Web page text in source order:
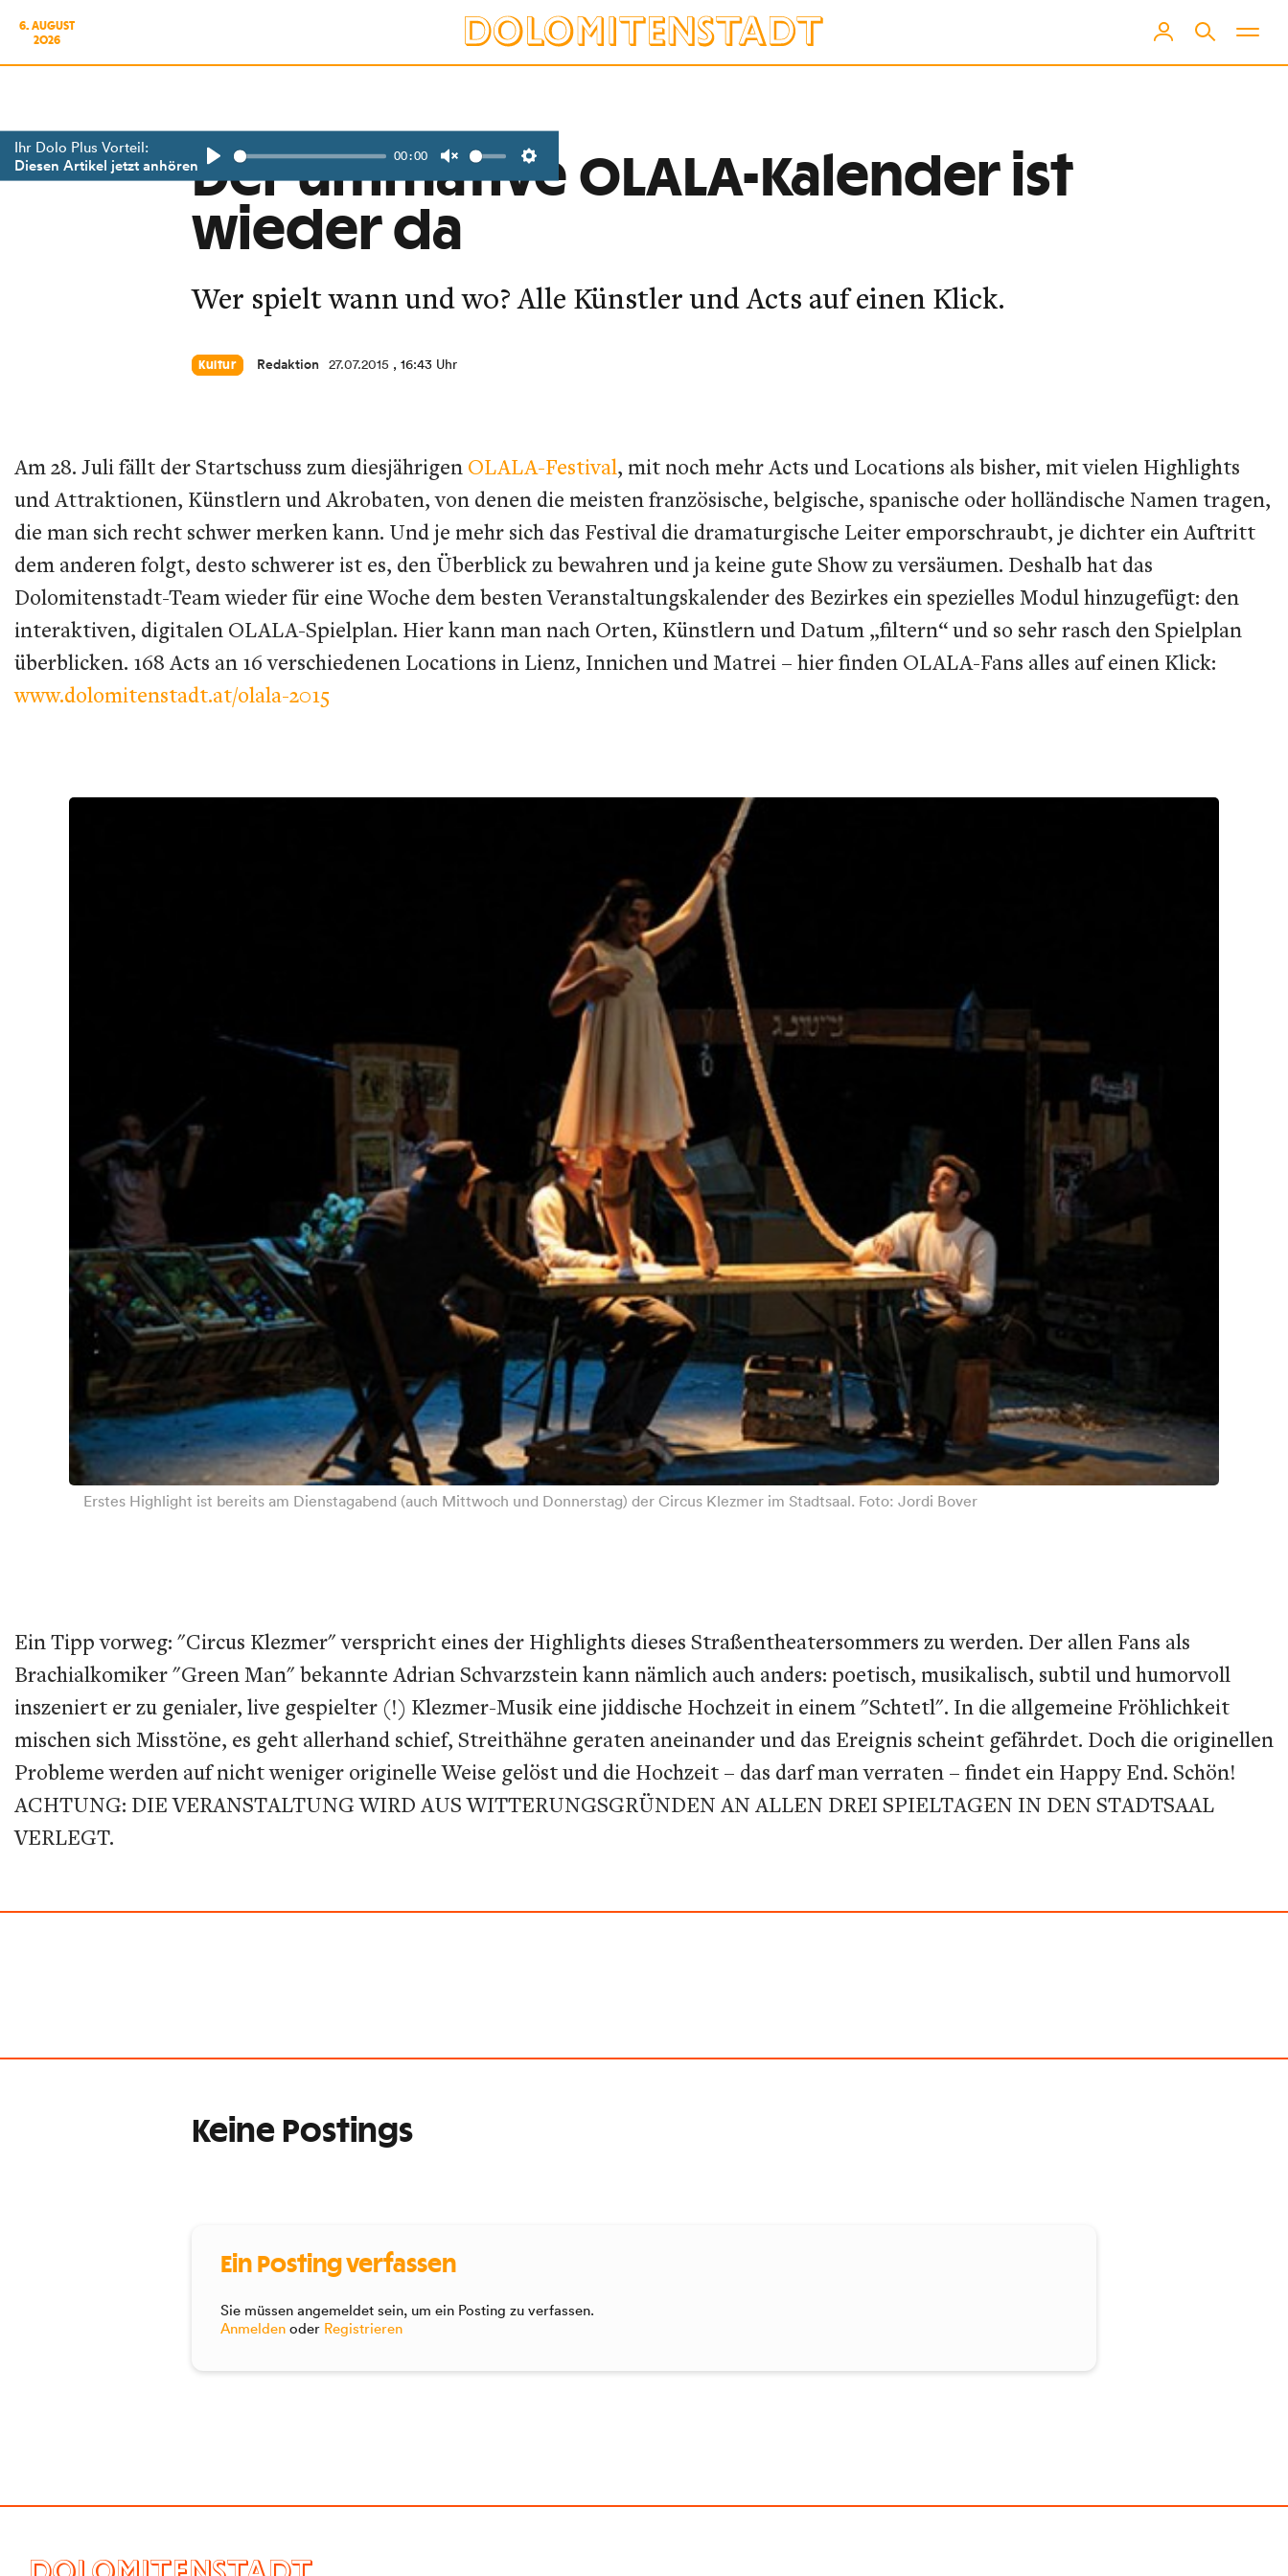
6. AUGUST
2026
Ihr Dolo Plus Vorteil:
Diesen Artikel jetzt anhören
Play
00:00
Unmute Settings
Der ultimative OLALA-Kalender ist
wieder da
Wer spielt wann und wo? Alle Künstler und Acts auf einen Klick.
Kultur Redaktion 27.07.2015 , 16:43 Uhr
Am 28. Juli fällt der Startschuss zum diesjährigen OLALA-Festival, mit noch mehr Acts und Locations als bisher, mit vielen Highlights
und Attraktionen, Künstlern und Akrobaten, von denen die meisten französische, belgische, spanische oder holländische Namen tragen,
die man sich recht schwer merken kann. Und je mehr sich das Festival die dramaturgische Leiter emporschraubt, je dichter ein Auftritt
dem anderen folgt, desto schwerer ist es, den Überblick zu bewahren und ja keine gute Show zu versäumen. Deshalb hat das
Dolomitenstadt-Team wieder für eine Woche dem besten Veranstaltungskalender des Bezirkes ein spezielles Modul hinzugefügt: den
interaktiven, digitalen OLALA-Spielplan. Hier kann man nach Orten, Künstlern und Datum „filtern“ und so sehr rasch den Spielplan
überblicken. 168 Acts an 16 verschiedenen Locations in Lienz, Innichen und Matrei – hier finden OLALA-Fans alles auf einen Klick:
www.dolomitenstadt.at/olala-2015
Erstes Highlight ist bereits am Dienstagabend (auch Mittwoch und Donnerstag) der Circus Klezmer im Stadtsaal. Foto: Jordi Bover
Ein Tipp vorweg: "Circus Klezmer" verspricht eines der Highlights dieses Straßentheatersommers zu werden. Der allen Fans als
Brachialkomiker "Green Man" bekannte Adrian Schvarzstein kann nämlich auch anders: poetisch, musikalisch, subtil und humorvoll
inszeniert er zu genialer, live gespielter (!) Klezmer-Musik eine jiddische Hochzeit in einem "Schtetl". In die allgemeine Fröhlichkeit
mischen sich Misstöne, es geht allerhand schief, Streithähne geraten aneinander und das Ereignis scheint gefährdet. Doch die originellen
Probleme werden auf nicht weniger originelle Weise gelöst und die Hochzeit – das darf man verraten – findet ein Happy End. Schön!
ACHTUNG: DIE VERANSTALTUNG WIRD AUS WITTERUNGSGRÜNDEN AN ALLEN DREI SPIELTAGEN IN DEN STADTSAAL
VERLEGT.
Keine Postings
Ein Posting verfassen
Sie müssen angemeldet sein, um ein Posting zu verfassen.
Anmelden oder Registrieren